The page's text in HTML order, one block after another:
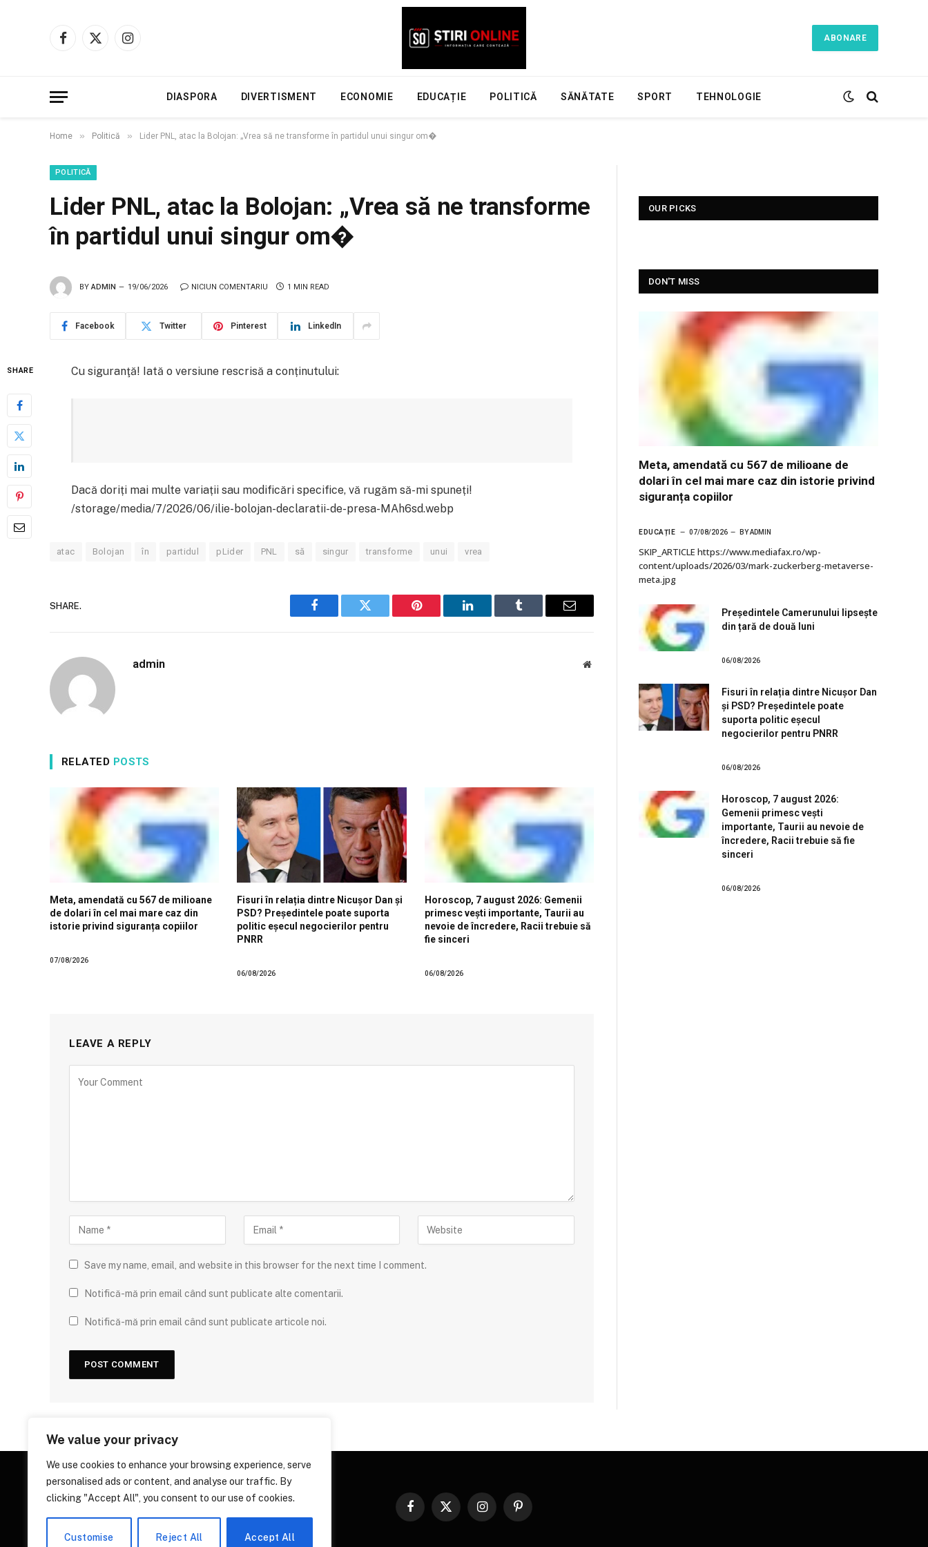
We value your privacy
We use cookies to enhance your browsing experience, serve
personalised ads or content, and analyse our traffic. By
clicking "Accept All", you consent to our use of cookies.
Customise Reject All Accept All
Facebook
X
Instagram
ABONARE
DIASPORA DIVERTISMENT ECONOMIE EDUCAȚIE POLITICĂ SĂNĂTATE SPORT TEHNOLOGIE
Home » Politică » Lider PNL, atac la Bolojan: „Vrea să ne transforme în partidul unui singur om�
POLITICĂ
Lider PNL, atac la Bolojan: „Vrea să ne transforme
în partidul unui singur om�
BY ADMIN 19/06/2026 NICIUN COMENTARIU 1 MIN READ
Facebook Twitter Pinterest LinkedIn
SHARE Cu siguranţă! Iată o versiune rescrisă a conținutului:
Dacă doriți mai multe variații sau modificări specifice, vă rugăm să-mi spuneți!
/storage/media/7/2026/06/ilie-bolojan-declaratii-de-presa-MAh6sd.webp
atac Bolojan în partidul pLider PNL să singur transforme unui vrea
SHARE.
Facebook Twitter Pinterest LinkedIn Tumblr Email
admin Website
RELATED POSTS
Meta, amendată cu 567 de milioane
de dolari în cel mai mare caz din
istorie privind siguranța copiilor
07/08/2026
Fisuri în relația dintre Nicușor Dan și
PSD? Președintele poate suporta
politic eșecul negocierilor pentru
PNRR
06/08/2026
Horoscop, 7 august 2026: Gemenii
primesc vești importante, Taurii au
nevoie de încredere, Racii trebuie să
fie sinceri
06/08/2026
LEAVE A REPLY
Save my name, email, and website in this browser for the next time I comment.
Notifică-mă prin email când sunt publicate alte comentarii.
Notifică-mă prin email când sunt publicate articole noi.
OUR PICKS
DON'T MISS
Meta, amendată cu 567 de milioane de
dolari în cel mai mare caz din istorie privind
siguranța copiilor
EDUCAȚIE 07/08/2026 BYADMIN
SKIP_ARTICLE https://www.mediafax.ro/wp-
content/uploads/2026/03/mark-zuckerberg-metaverse-
meta.jpg
Președintele Camerunului lipsește
din țară de două luni
06/08/2026
Fisuri în relația dintre Nicușor Dan
și PSD? Președintele poate
suporta politic eșecul
negocierilor pentru PNRR
06/08/2026
Horoscop, 7 august 2026:
Gemenii primesc vești
importante, Taurii au nevoie de
încredere, Racii trebuie să fie
sinceri
06/08/2026
Facebook
X
InstagramPinterest